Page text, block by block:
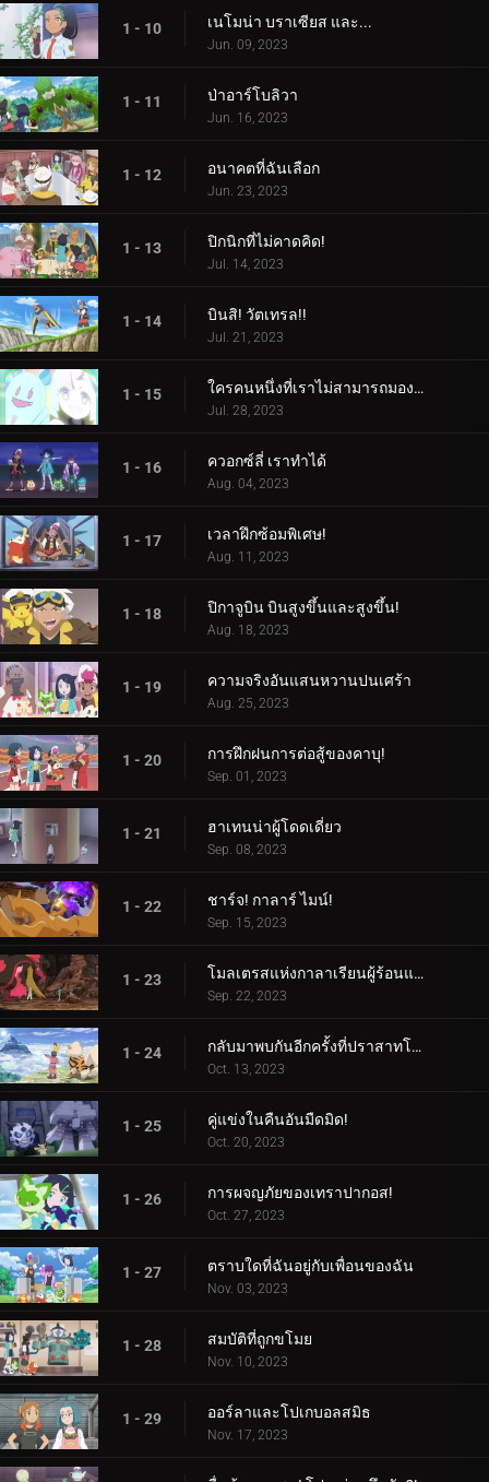
1 - 10 เนโมน่า บราเซียส และ...
Jun. 09, 2023
1 - 11 ป่าอาร์โบลิวา
Jun. 16, 2023
1 - 12 อนาคตที่ฉันเลือก
Jun. 23, 2023
1 - 13 ปิกนิกที่ไม่คาดคิด!
Jul. 14, 2023
1 - 14 บินสิ! วัตเทรล!!
Jul. 21, 2023
1 - 15 ใครคนหนึ่งที่เราไม่สามารถมองเห็นได้! ใครเป็นอะไรรึเปล่า!
Jul. 28, 2023
1 - 16 ควอกซ์ลี่ เราทำได้
Aug. 04, 2023
1 - 17 เวลาฝึกซ้อมพิเศษ!
Aug. 11, 2023
1 - 18 ปิกาจูบิน บินสูงขึ้นและสูงขึ้น!
Aug. 18, 2023
1 - 19 ความจริงอันแสนหวานปนเศร้า
Aug. 25, 2023
1 - 20 การฝึกฝนการต่อสู้ของคาบุ!
Sep. 01, 2023
1 - 21 ฮาเทนน่าผู้โดดเดี่ยว
Sep. 08, 2023
1 - 22 ชาร์จ! กาลาร์ ไมน์!
Sep. 15, 2023
1 - 23 โมลเตรสแห่งกาลาเรียนผู้ร้อนแรง
Sep. 22, 2023
1 - 24 กลับมาพบกันอีกครั้งที่ปราสาทโบราณ!
Oct. 13, 2023
1 - 25 คู่แข่งในคืนอันมืดมิด!
Oct. 20, 2023
1 - 26 การผจญภัยของเทราปากอส!
Oct. 27, 2023
1 - 27 ตราบใดที่ฉันอยู่กับเพื่อนของฉัน
Nov. 03, 2023
1 - 28 สมบัติที่ถูกขโมย
Nov. 10, 2023
1 - 29 ออร์ลาและโปเกบอลสมิธ
Nov. 17, 2023